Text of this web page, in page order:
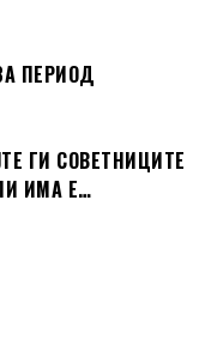
ПЕРИОД
ГИ СОВЕТНИЦИТЕ
ИМА Е…